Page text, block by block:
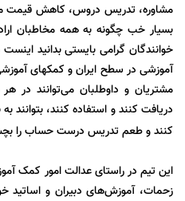
مشاوره، تدریس دروس، کاهش قیمت
بسیار خب چگونه به همه مخاطبان
خوانندگان گرامی بایستی بدانید
آموزشی در سطح ایران و کمکهای
مشتریان و داوطلبان می‌توانند در
دریافت کنند و استفاده کنند،
کنند و طعم تدریس درست حساب را
این تیم در راستای عدالت امور کمک
زحمات، آموزش‌های دبیران و اساتید